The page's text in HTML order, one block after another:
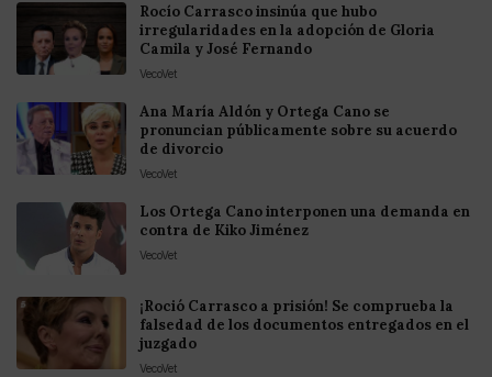
Rocío Carrasco insinúa que hubo
irregularidades en la adopción de Gloria
Camila y José Fernando
VecoVet
Ana María Aldón y Ortega Cano se
pronuncian públicamente sobre su acuerdo
de divorcio
VecoVet
Los Ortega Cano interponen una demanda en
contra de Kiko Jiménez
VecoVet
¡Roció Carrasco a prisión! Se comprueba la
falsedad de los documentos entregados en el
juzgado
VecoVet